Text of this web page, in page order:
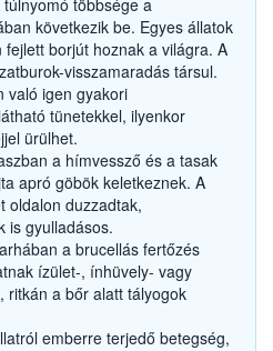
többsége a
következik be. Egyes állatok
borjút hoznak a világra. A
visszamaradás társul.
való igen gyakori
tünetekkel, ilyenkor
ürülhet.
a hímvessző és a tasak
apró göbök keletkeznek. A
oldalon duzzadtak,
is gyulladásos.
a brucellás fertőzés
ízület-, ínhüvely- vagy
ritkán a bőr alatt tályogok
emberre terjedő betegség,